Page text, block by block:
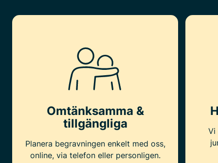
Omtänksamma &
tillgängliga
Planera begravningen enkelt med oss,
online, via telefon eller personligen.
Vi